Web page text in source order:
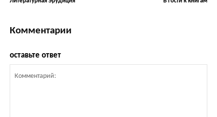
Комментарии
оставьте ответ